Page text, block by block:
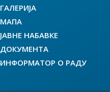
ГАЛЕРИЈА
МАПА
ЈАВНЕ НАБАВКЕ
ДОКУМЕНТА
ИНФОРМАТОР О РАДУ